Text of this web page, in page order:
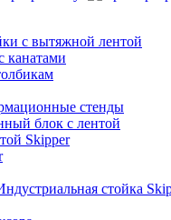
с вытяжной лентой
канатами
стенды
блок с лентой
Skipper
стойка